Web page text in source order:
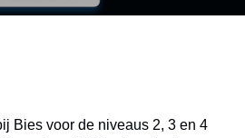
Bies voor de niveaus 2, 3 en 4